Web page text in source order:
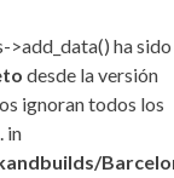
>add_data() ha sido
desde la versión
ignoran todos los
in